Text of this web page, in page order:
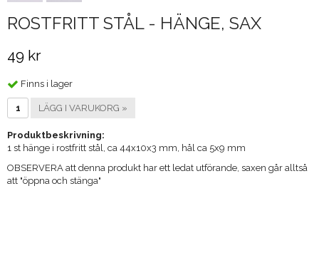
ROSTFRITT STÅL - HÄNGE, SAX
49 kr
Finns i lager
LÄGG I VARUKORG »
Produktbeskrivning:
1 st hänge i rostfritt stål, ca 44x10x3 mm, hål ca 5x9 mm
OBSERVERA att denna produkt har ett ledat utförande, saxen går alltså
att "öppna och stänga"